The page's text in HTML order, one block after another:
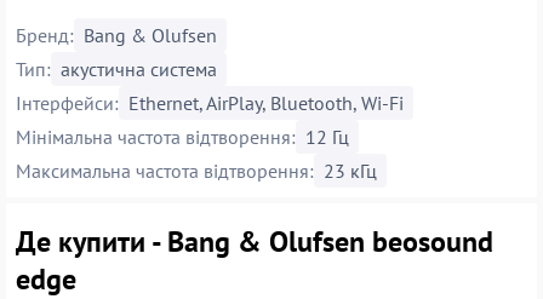
Бренд: Bang & Olufsen
Тип: акустична система
Інтерфейси: Ethernet, AirPlay, Bluetooth, Wi-Fi
Мінімальна частота відтворення: 12 Гц
Максимальна частота відтворення: 23 кГц
Де купити - Bang & Olufsen beosound
edge